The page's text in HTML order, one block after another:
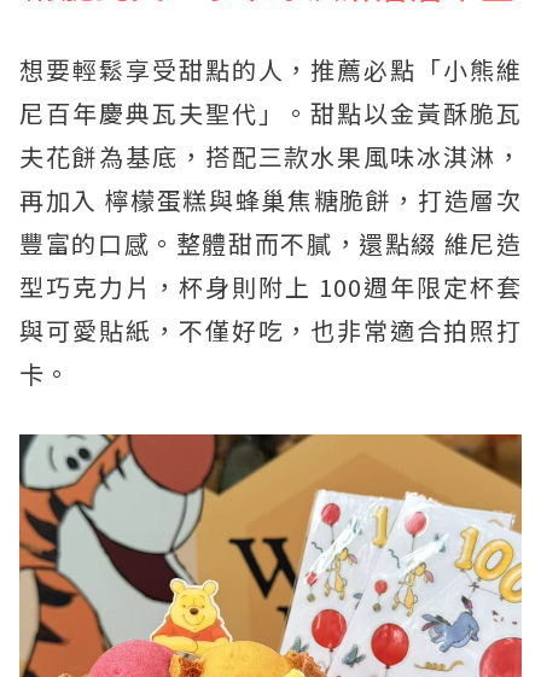
想要輕鬆享受甜點的人，推薦必點「小熊維
尼百年慶典瓦夫聖代」。甜點以金黃酥脆瓦
夫花餅為基底，搭配三款水果風味冰淇淋，
再加入 檸檬蛋糕與蜂巢焦糖脆餅，打造層次
豐富的口感。整體甜而不膩，還點綴 維尼造
型巧克力片，杯身則附上 100週年限定杯套
與可愛貼紙，不僅好吃，也非常適合拍照打
卡。